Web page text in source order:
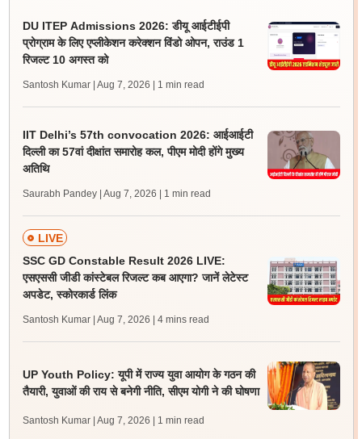
DU ITEP Admissions 2026: डीयू आईटीईपी
प्रोग्राम के लिए एप्लीकेशन करेक्शन विंडो ओपन, राउंड 1
रिजल्ट 10 अगस्त को
Santosh Kumar | Aug 7, 2026 | 1 min read
IIT Delhi’s 57th convocation 2026: आईआईटी
दिल्ली का 57वां दीक्षांत समारोह कल, पीएम मोदी होंगे मुख्य
अतिथि
Saurabh Pandey | Aug 7, 2026 | 1 min read
LIVE
SSC GD Constable Result 2026 LIVE:
एसएससी जीडी कांस्टेबल रिजल्ट कब आएगा? जानें लेटेस्ट
अपडेट, स्कोरकार्ड लिंक
Santosh Kumar | Aug 7, 2026 | 4 mins read
UP Youth Policy: यूपी में राज्य युवा आयोग के गठन की
तैयारी, युवाओं की राय से बनेगी नीति, सीएम योगी ने की घोषणा
Santosh Kumar | Aug 7, 2026 | 1 min read